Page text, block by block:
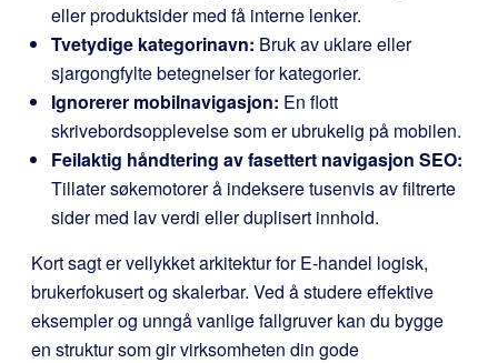
eller produktsider med få interne lenker.
Tvetydige kategorinavn: Bruk av uklare eller
sjargongfylte betegnelser for kategorier.
Ignorerer mobilnavigasjon: En flott
skrivebordsopplevelse som er ubrukelig på mobilen.
Feilaktig håndtering av fasettert navigasjon SEO:
Tillater søkemotorer å indeksere tusenvis av filtrerte
sider med lav verdi eller duplisert innhold.
Kort sagt er vellykket arkitektur for E-handel logisk,
brukerfokusert og skalerbar. Ved å studere effektive
eksempler og unngå vanlige fallgruver kan du bygge
en struktur som gir virksomheten din gode